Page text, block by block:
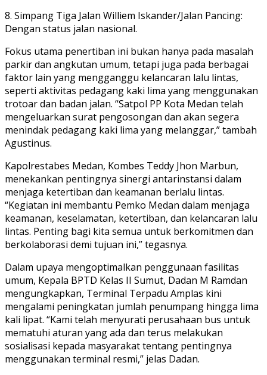
8.​ Simpang Tiga Jalan Williem Iskander/Jalan Pancing:
Dengan status jalan nasional.
Fokus utama penertiban ini bukan hanya pada masalah
parkir dan angkutan umum, tetapi juga pada berbagai
faktor lain yang mengganggu kelancaran lalu lintas,
seperti aktivitas pedagang kaki lima yang menggunakan
trotoar dan badan jalan. “Satpol PP Kota Medan telah
mengeluarkan surat pengosongan dan akan segera
menindak pedagang kaki lima yang melanggar,” tambah
Agustinus.
Kapolrestabes Medan, Kombes Teddy Jhon Marbun,
menekankan pentingnya sinergi antarinstansi dalam
menjaga ketertiban dan keamanan berlalu lintas.
“Kegiatan ini membantu Pemko Medan dalam menjaga
keamanan, keselamatan, ketertiban, dan kelancaran lalu
lintas. Penting bagi kita semua untuk berkomitmen dan
berkolaborasi demi tujuan ini,” tegasnya.
Dalam upaya mengoptimalkan penggunaan fasilitas
umum, Kepala BPTD Kelas II Sumut, Dadan M Ramdan
mengungkapkan, Terminal Terpadu Amplas kini
mengalami peningkatan jumlah penumpang hingga lima
kali lipat. “Kami telah menyurati perusahaan bus untuk
mematuhi aturan yang ada dan terus melakukan
sosialisasi kepada masyarakat tentang pentingnya
menggunakan terminal resmi,” jelas Dadan.